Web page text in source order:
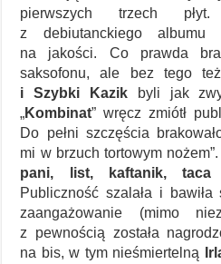
pierwszych trzech
z debiutanckiego albumu
na jakości. Co prawda
saksofonu, ale bez tego
i Szybki Kazikbyli jak
„Kombinat” wręcz zmiótł
Do pełni szczęścia
mi w brzuch tortowym nożem”.
pani, list, kaftanik, taca
Publiczność szalała i
zaangażowanie (mimo
z pewnością została
na bis, w tym nieśmiertelną